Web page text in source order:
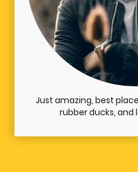
Just amazing, best
rubber ducks, and